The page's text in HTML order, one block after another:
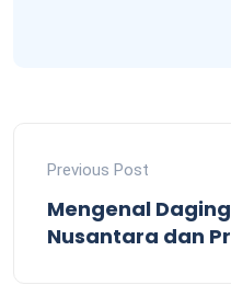
Previous Post
Mengenal
Nusantara dan